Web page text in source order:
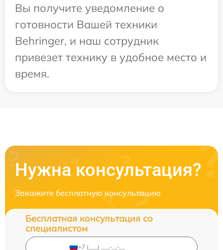
Вы получите уведомление о
готовности Вашей техники
Behringer, и наш сотрудник
привезет технику в удобное место и
время.
Нужна консультация?
Закажите бесплатную консультацию
Бесплатная консультация со
специалистом